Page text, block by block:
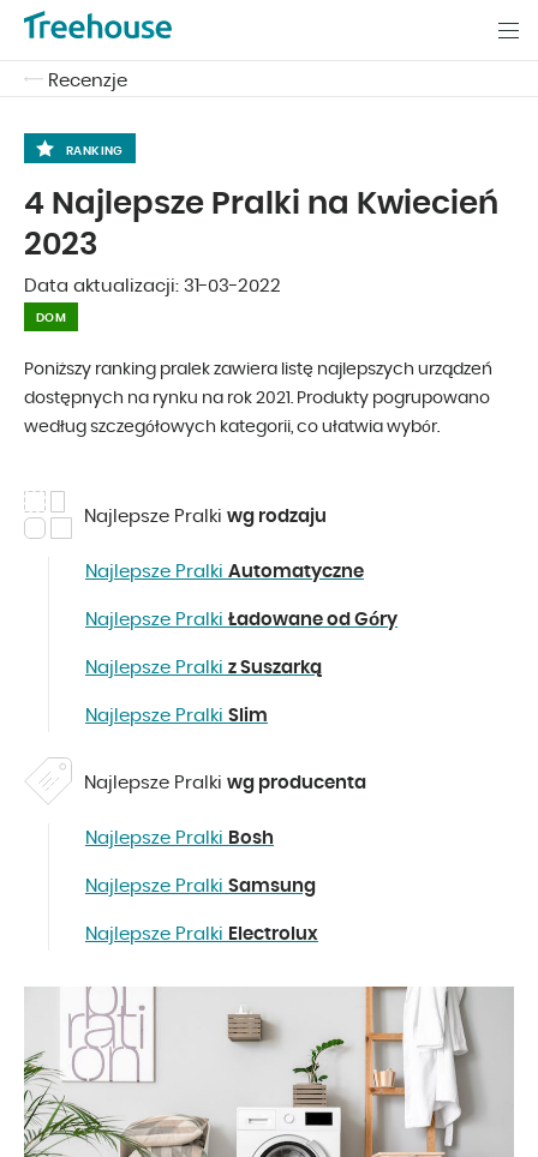
Recenzje
RANKING
Data aktualizacji: 31-03-2022
DOM
4 Najlepsze Pralki na Kwiecień
2023
Poniższy ranking pralek zawiera listę najlepszych urządzeń
dostępnych na rynku na rok 2021. Produkty pogrupowano
według szczegółowych kategorii, co ułatwia wybór.
Najlepsze Pralki wg rodzaju
Najlepsze Pralki Automatyczne
Najlepsze Pralki Ładowane od Góry
Najlepsze Pralki z Suszarką
Najlepsze Pralki Slim
Najlepsze Pralki wg producenta
Najlepsze Pralki Bosh
Najlepsze Pralki Samsung
Najlepsze Pralki Electrolux